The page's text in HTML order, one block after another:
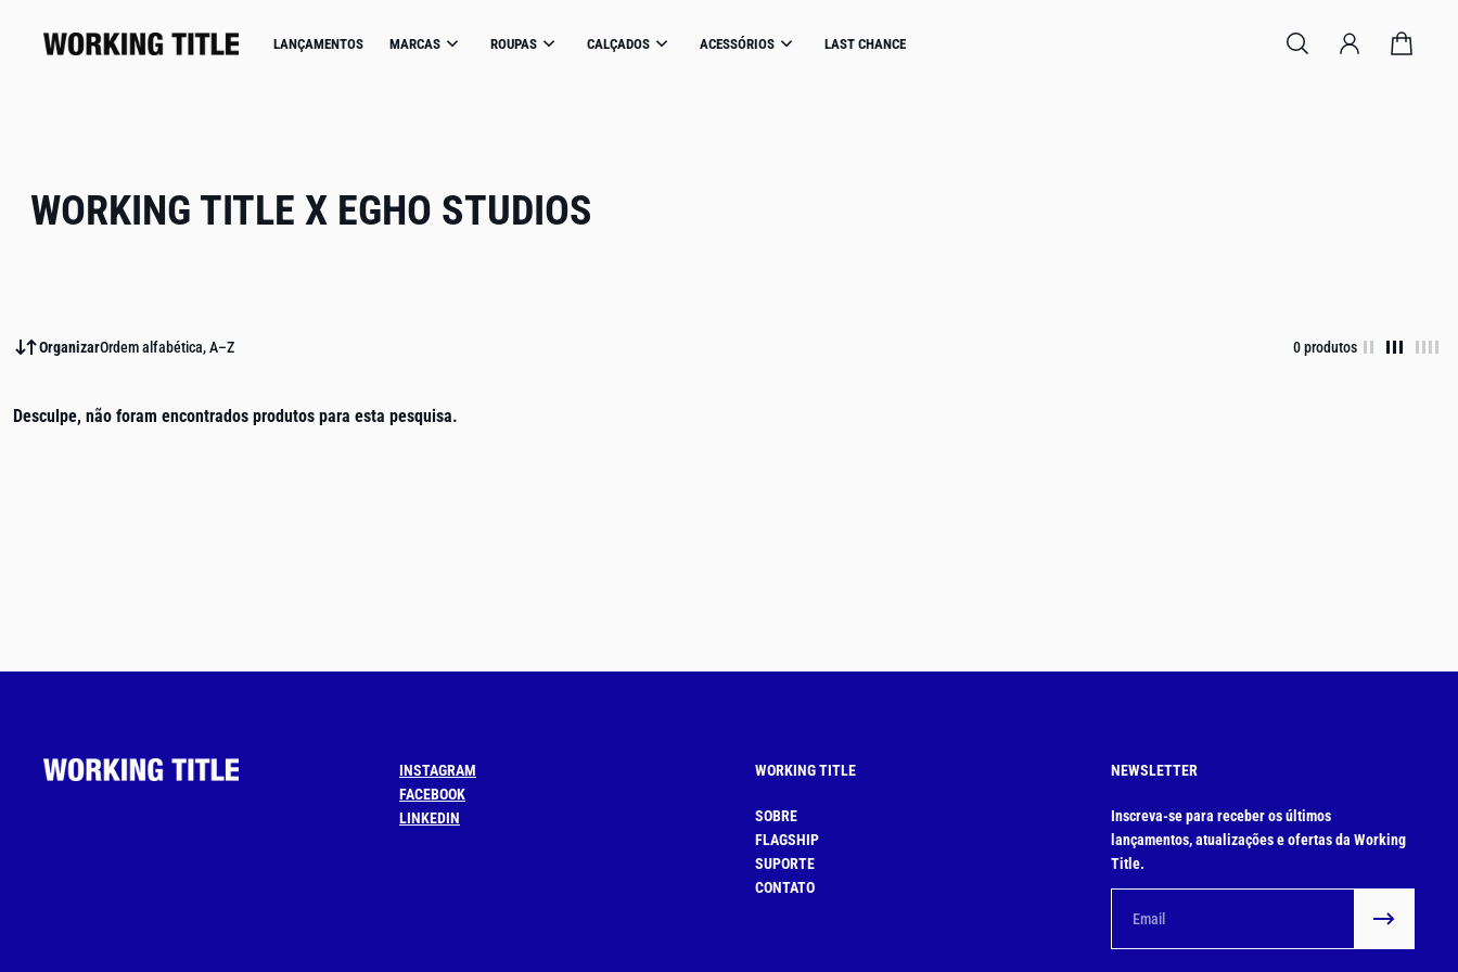
TO CONTENT
LANÇAMENTOS MARCAS ROUPAS CALÇADOS ACESSÓRIOS LAST CHANCE
WORKING TITLE X EGHO STUDIOS
OrganizarOrdem alfabética, A–Z 0 produtos
Desculpe, não foram encontrados produtos para esta pesquisa.
INSTAGRAM
FACEBOOK
LINKEDIN
WORKING TITLE
SOBRE
FLAGSHIP
SUPORTE
CONTATO
NEWSLETTER
Inscreva-se para receber os últimos
lançamentos, atualizações e ofertas da Working
Title.